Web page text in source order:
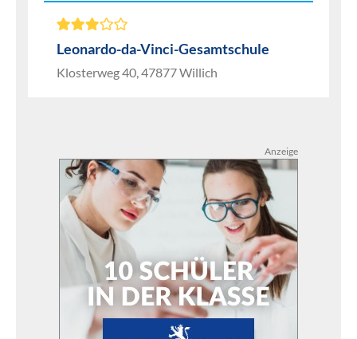
Leonardo-da-Vinci-Gesamtschule
Klosterweg 40, 47877 Willich
Anzeige